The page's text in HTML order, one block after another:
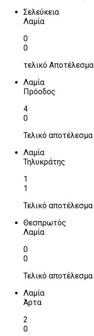
Σελεύκεια
Λαμία
0
0
τελικό Αποτέλεσμα
Λαμία
Πρόοδος
4
0
Τελικό αποτέλεσμα
Λαμία
Τηλυκράτης
1
1
Τελικό αποτέλεσμα
Θεσπρωτός
Λαμία
0
0
Τελικό αποτέλεσμα
Λαμία
Άρτα
2
0